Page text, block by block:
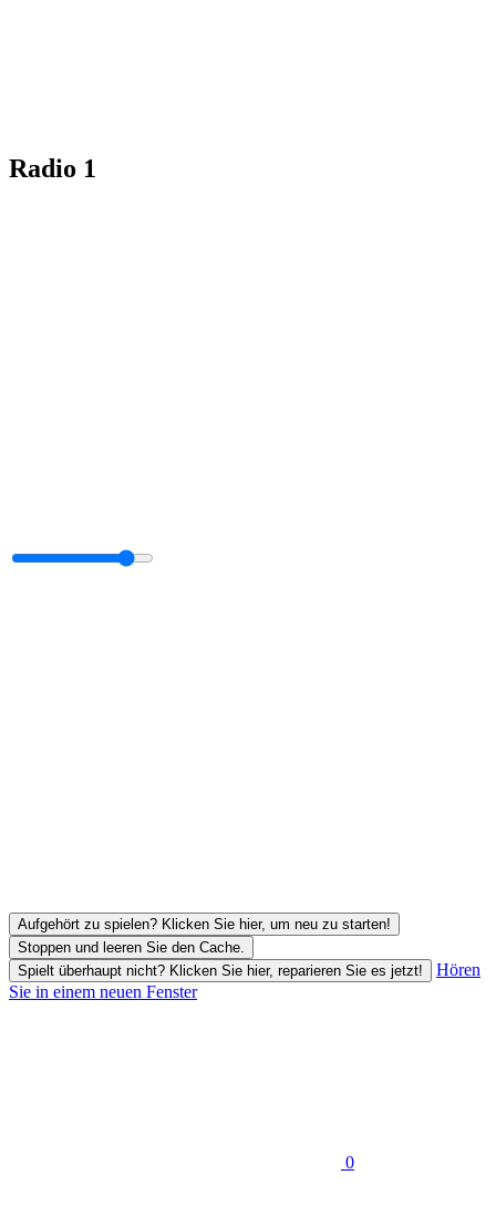
Radio 1
Aufgehört zu spielen? Klicken Sie hier, um neu zu starten!
Stoppen und leeren Sie den Cache.
Spielt überhaupt nicht? Klicken Sie hier, reparieren Sie es jetzt!
Hören
Sie in einem neuen Fenster
0